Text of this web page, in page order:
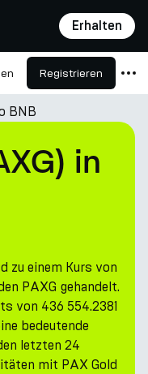
Erhalten
Registrieren
BNB
in
zu einem Kurs von
PAXG gehandelt.
von 436 554.2381
bedeutende
letzten 24
mit PAX Gold